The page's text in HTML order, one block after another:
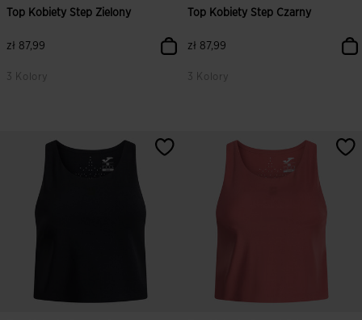
Top Kobiety Step Zielony
zł 87,99
3 Kolory
3,3 z 5 ocen klientów
Top Kobiety Step Czarny
zł 87,99
3 Kolory
4,2 z 5 ocen klientów